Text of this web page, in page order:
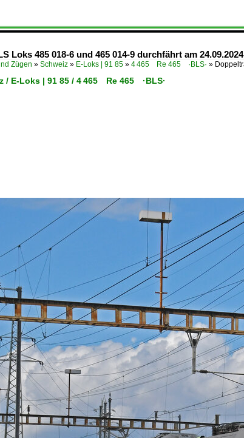
Loks 485 018-6 und 465 014-9 durchfährt am
Zügen » Schweiz » E-Loks | 91 85 » 4 465 Re 465 ·BLS· »
/ E-Loks | 91 85 / 4 465 Re 465 ·BLS·